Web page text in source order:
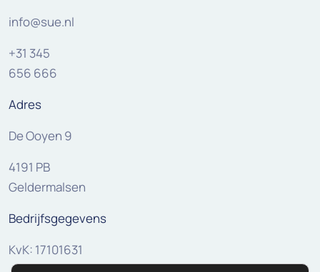
info@sue.nl
+31 345
656 666
Adres
De Ooyen 9
4191 PB
Geldermalsen
Bedrijfsgegevens
KvK: 17101631